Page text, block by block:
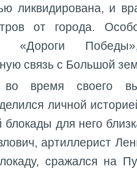
ликвидирована, и
от города.
«Дороги
связь с Большой
время своего
личной
блокады для него
артиллерист
сражался на